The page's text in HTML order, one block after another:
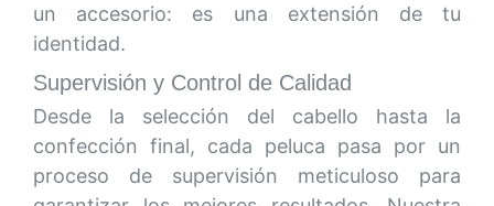
un accesorio: es una extensión de tu
identidad.
Supervisión y Control de Calidad
Desde la selección del cabello hasta la
confección final, cada peluca pasa por un
proceso de supervisión meticuloso para